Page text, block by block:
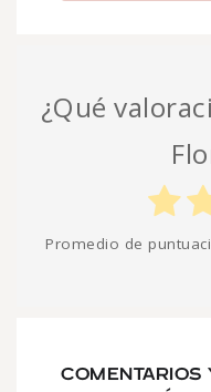
¿Qué
Promedio de
COMENTARIOS